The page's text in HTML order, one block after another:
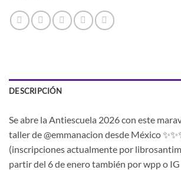
DESCRIPCIÓN
Se abre la Antiescuela 2026 con este
taller de @emmanacion desde México
(inscripciones actualmente por
partir del 6 de enero también por wpp o